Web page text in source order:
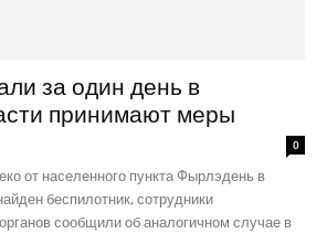
за один день в
принимают меры
0
от населенного пункта Фырлэдень в
беспилотник, сотрудники
сообщили об аналогичном случае в